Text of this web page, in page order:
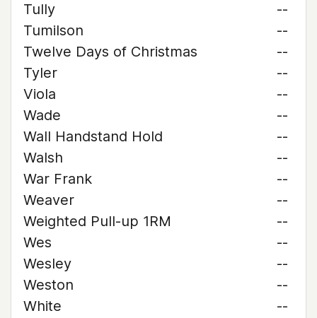
Tully
--
Tumilson
--
Twelve Days of Christmas
--
Tyler
--
Viola
--
Wade
--
Wall Handstand Hold
--
Walsh
--
War Frank
--
Weaver
--
Weighted Pull-up 1RM
--
Wes
--
Wesley
--
Weston
--
White
--